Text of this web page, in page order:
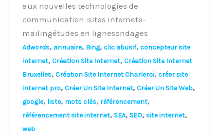
aux nouvelles technologies de
communication :sites internete-
mailingétudes en lignesondages
Adwords, annuaire, Bing, clic abusif, concepteur site
internet, Création Site Internet, Création Site Internet
Bruxelles, Création Site Internet Charleroi, créer site
internet pro, Créer Un Site Internet, Créer Un Site Web,
google, liste, mots clés, référencement,
référencement site internet, SEA, SEO, site internet,
web